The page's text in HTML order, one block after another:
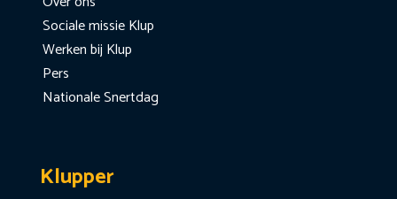
Sociale missie Klup
Werken bij Klup
Pers
Nationale Snertdag
Klupper